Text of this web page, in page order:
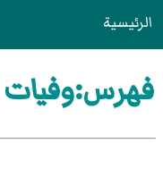
الرئيسية
فهرس:وفيات